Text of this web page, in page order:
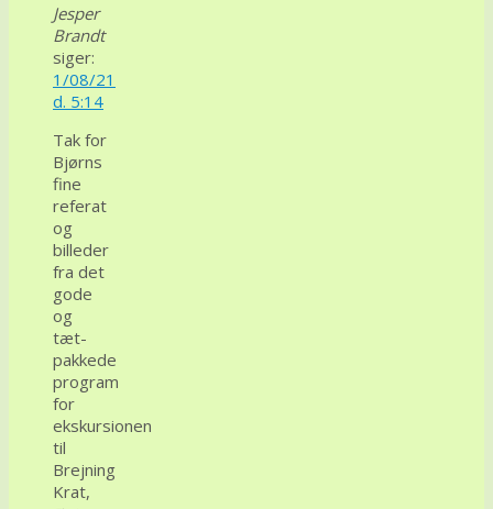
Jesper
Brandt
siger:
1/08/21
d. 5:14
Tak for
Bjørns
fine
referat
og
billeder
fra det
gode
og
tæt-
pakkede
program
for
ekskursionen
til
Brejning
Krat,